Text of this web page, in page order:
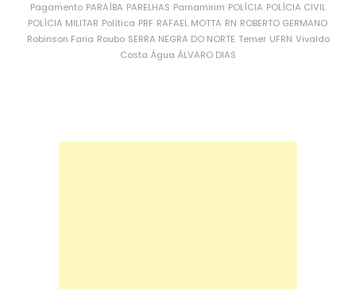
Pagamento PARAÍBA PARELHAS Parnamirim POLÍCIA POLÍCIA CIVIL
POLÍCIA MILITAR Política PRF RAFAEL MOTTA RN ROBERTO GERMANO
Robinson Faria Roubo SERRA NEGRA DO NORTE Temer UFRN Vivaldo
Costa Água ÁLVARO DIAS